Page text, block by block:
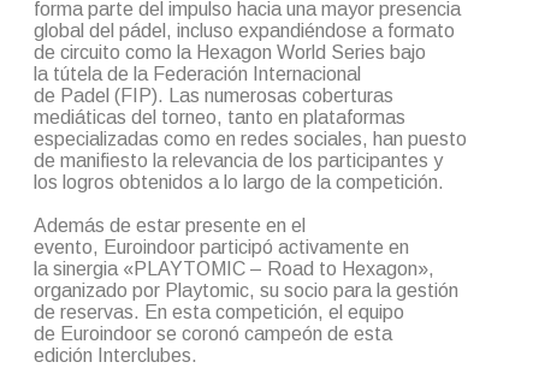
forma parte del impulso hacia una mayor presencia
global del pádel, incluso expandiéndose a formato
de circuito como la Hexagon World Series bajo
la tútela de la Federación Internacional
de Padel (FIP). Las numerosas coberturas
mediáticas del torneo, tanto en plataformas
especializadas como en redes sociales, han puesto
de manifiesto la relevancia de los participantes y
los logros obtenidos a lo largo de la competición.
Además de estar presente en el
evento, Euroindoor participó activamente en
la sinergia «PLAYTOMIC – Road to Hexagon»,
organizado por Playtomic, su socio para la gestión
de reservas. En esta competición, el equipo
de Euroindoor se coronó campeón de esta
edición Interclubes.